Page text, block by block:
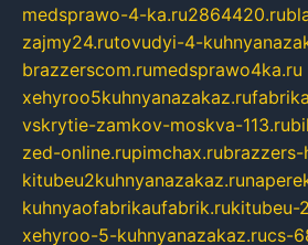
medsprawo-4-ka.ru2864420.ru
zajmy24.rutovudyi-4-
brazzerscom.rumedsprawo4ka.ru
xehyroo5kuhnyanazakaz.ru
vskrytie-zamkov-moskva-113.ru
zed-online.rupimchax.rubrazzers-
kitubeu2kuhnyanazakaz.ru
kuhnyaofabrikaufabrik.rukitubeu-
xehyroo-5-kuhnyanazakaz.rucs-